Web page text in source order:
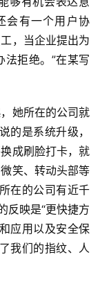
会有一个用户协
，当企业提出为
拒绝。”在某写
她所在的公司就
的是系统升级，
成刷脸打卡，就
笑、转动头部等
在的公司有近千
反映是“更快捷方
应用以及安全保
我们的指纹、人